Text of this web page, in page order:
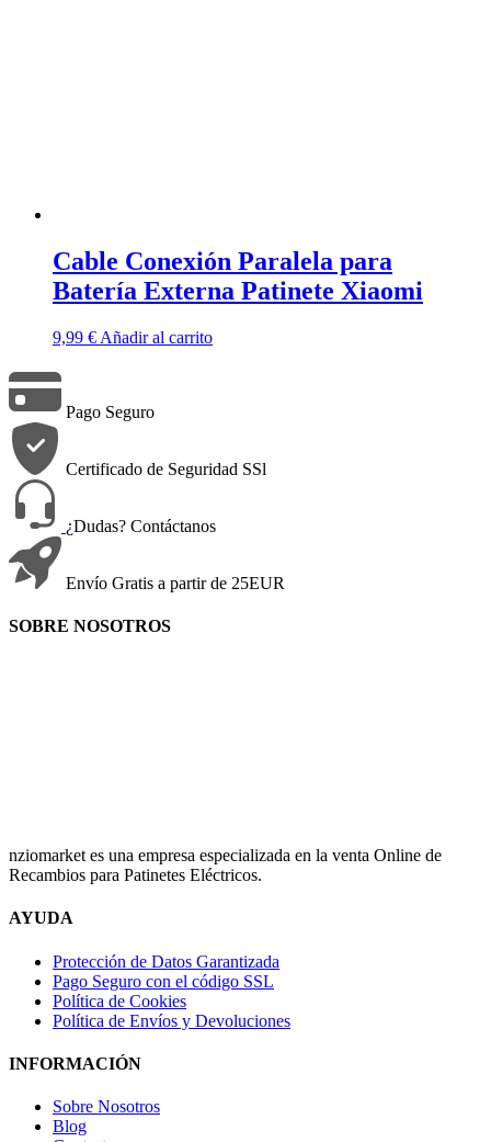
Cable Conexión Paralela para
Batería Externa Patinete Xiaomi
9,99 € Añadir al carrito
Pago Seguro
Certificado de Seguridad SSl
¿Dudas? Contáctanos
Envío Gratis a partir de 25EUR
SOBRE NOSOTROS
nziomarket es una empresa especializada en la venta Online de
Recambios para Patinetes Eléctricos.
AYUDA
Protección de Datos Garantizada
Pago Seguro con el código SSL
Política de Cookies
Política de Envíos y Devoluciones
INFORMACIÓN
Sobre Nosotros
Blog